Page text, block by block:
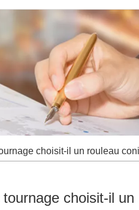
choisit-il un rouleau
choisit-il